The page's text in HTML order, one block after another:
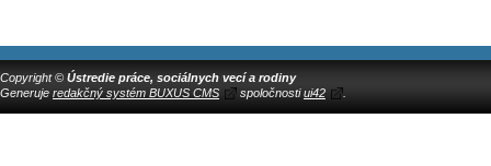
Copyright © Ústredie práce, sociálnych vecí a rodiny
Generuje redakčný systém BUXUS CMS spoločnostiui42